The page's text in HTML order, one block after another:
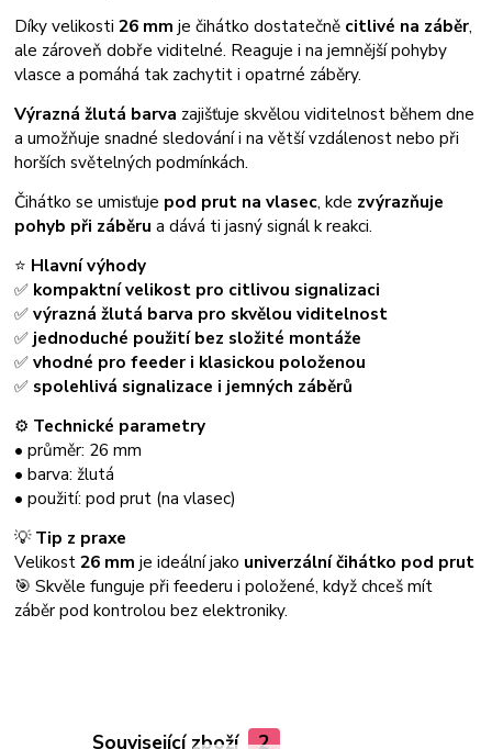
Díky velikosti26 mm je čihátko dostatečně citlivé na záběr,
ale zároveň dobře viditelné. Reaguje i na jemnější pohyby
vlasce a pomáhá tak zachytit i opatrné záběry.
Výrazná žlutá barva zajišťuje skvělou viditelnost během dne
a umožňuje snadné sledování i na větší vzdálenost nebo při
horších světelných podmínkách.
Čihátko se umisťuje pod prut na vlasec, kde zvýrazňuje
pohyb při záběru a dává ti jasný signál k reakci.
⭐ Hlavní výhody
✅ kompaktní velikost pro citlivou signalizaci
✅výrazná žlutá barva pro skvělou viditelnost
✅ jednoduché použití bez složité montáže
✅vhodné pro feeder i klasickou položenou
✅ spolehlivá signalizace i jemných záběrů
⚙️ Technické parametry
• průměr: 26 mm
• barva: žlutá
• použití: pod prut (na vlasec)
💡Tip z praxe
Velikost26 mm je ideální jako univerzální čihátko pod prut
🎯 Skvěle funguje při feederu i položené, když chceš mít
záběr pod kontrolou bez elektroniky.
Související zboží 2